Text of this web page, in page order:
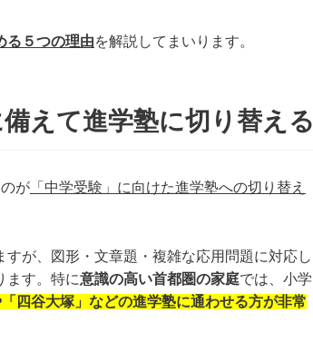
る５つの理由を解説してまいります。
えて進学塾に切り替える
が 「中学受験」に向けた進学塾への切り替え
が、図形・文章題・複雑な応用問題に対応し
ます。特に意識の高い首都圏の家庭では、小学
四谷大塚」などの進学塾に通わせる方が非常